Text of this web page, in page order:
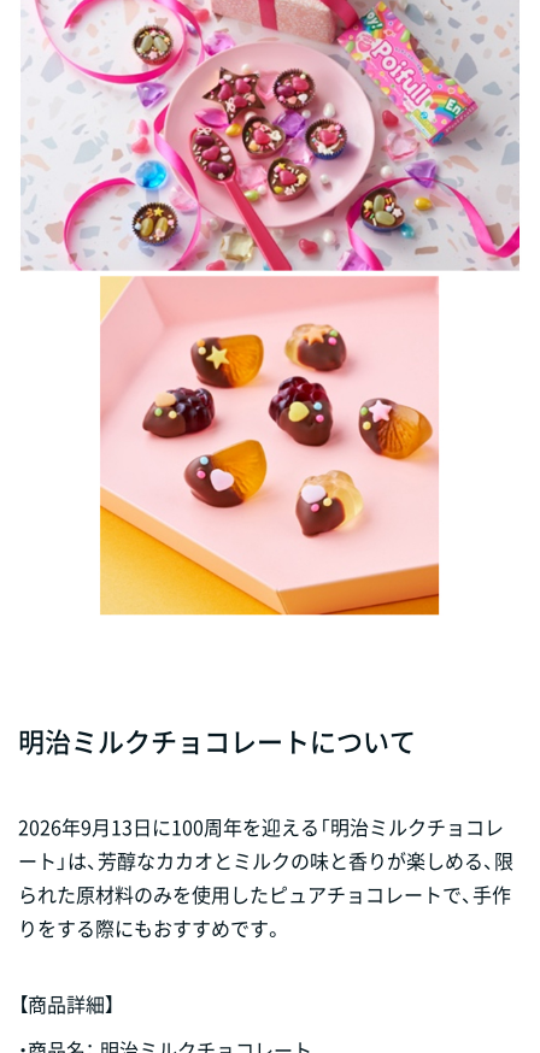
明治ミルクチョコレートについて
2026年9月13日に100周年を迎える「明治ミルクチョコレ
ート」は、芳醇なカカオとミルクの味と香りが楽しめる、限
られた原材料のみを使用したピュアチョコレートで、手作
りをする際にもおすすめです。
【商品詳細】